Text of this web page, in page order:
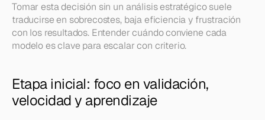
Tomar esta decisión sin un análisis estratégico suele
traducirse en sobrecostes, baja eficiencia y frustración
con los resultados. Entender cuándo conviene cada
modelo es clave para escalar con criterio.
Etapa inicial: foco en validación,
velocidad y aprendizaje